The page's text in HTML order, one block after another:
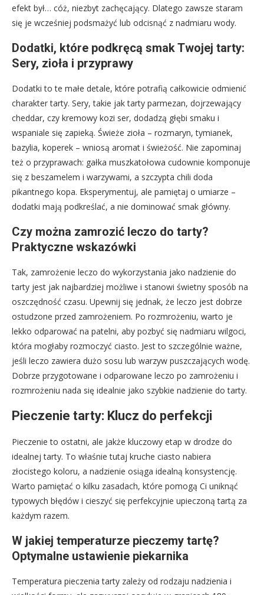
efekt był… cóż, niezbyt zachęcający. Dlatego zawsze staram
się je wcześniej podsmażyć lub odcisnąć z nadmiaru wody.
Dodatki, które podkręcą smak Twojej tarty:
Sery, zioła i przyprawy
Dodatki to te małe detale, które potrafią całkowicie odmienić
charakter tarty. Sery, takie jak tarty parmezan, dojrzewający
cheddar, czy kremowy kozi ser, dodadzą głębi smaku i
wspaniale się zapieką. Świeże zioła – rozmaryn, tymianek,
bazylia, koperek – wniosą aromat i świeżość. Nie zapominaj
też o przyprawach: gałka muszkatołowa cudownie komponuje
się z beszamelem i warzywami, a szczypta chili doda
pikantnego kopa. Eksperymentuj, ale pamiętaj o umiarze –
dodatki mają podkreślać, a nie dominować smak główny.
Czy można zamrozić leczo do tarty?
Praktyczne wskazówki
Tak, zamrożenie leczo do wykorzystania jako nadzienie do
tarty jest jak najbardziej możliwe i stanowi świetny sposób na
oszczędność czasu. Upewnij się jednak, że leczo jest dobrze
ostudzone przed zamrożeniem. Po rozmrożeniu, warto je
lekko odparować na patelni, aby pozbyć się nadmiaru wilgoci,
która mogłaby rozmoczyć ciasto. Jest to szczególnie ważne,
jeśli leczo zawiera dużo sosu lub warzyw puszczających wodę.
Dobrze przygotowane i odparowane leczo po zamrożeniu i
rozmrożeniu nada się idealnie jako szybkie nadzienie do tarty.
Pieczenie tarty: Klucz do perfekcji
Pieczenie to ostatni, ale jakże kluczowy etap w drodze do
idealnej tarty. To właśnie tutaj kruche ciasto nabiera
złocistego koloru, a nadzienie osiąga idealną konsystencję.
Warto pamiętać o kilku zasadach, które pomogą Ci uniknąć
typowych błędów i cieszyć się perfekcyjnie upieczoną tartą za
każdym razem.
W jakiej temperaturze pieczemy tartę?
Optymalne ustawienie piekarnika
Temperatura pieczenia tarty zależy od rodzaju nadzienia i